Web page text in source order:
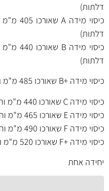
דלתות)
כיסוי מידה A שאורכו 405 מ"מ
דלתות)
כיסוי מידה B שאורכו 440 מ"מ
דלתות)
כיסוי מידה +B שאורכו 485 מ"מ
כיסוי מידה C שאורכו 440 מ"מ
כיסוי מידה E שאורכו 465 מ"מ
כיסוי מידה F שאורכו 490 מ"מ
כיסוי מידה +F שאורכו 520 מ"מ
יחידה אחת